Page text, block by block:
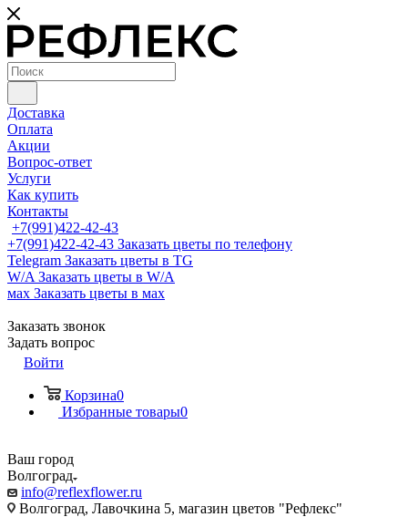
Доставка
Оплата
Акции
Вопрос-ответ
Услуги
Как купить
Контакты
+7(991)422-42-43
+7(991)422-42-43 Заказать цветы по телефону
Telegram Заказать цветы в TG
W/A Заказать цветы в W/A
мах Заказать цветы в мах
Заказать звонок
Задать вопрос
Войти
Корзина0
Избранные товары0
Ваш город
Волгоград
info@reflexflower.ru
Волгоград, Лавочкина 5, магазин цветов "Рефлекс"